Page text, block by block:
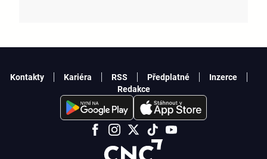
Kontakty Kariéra RSS Předplatné
Inzerce
Redakce